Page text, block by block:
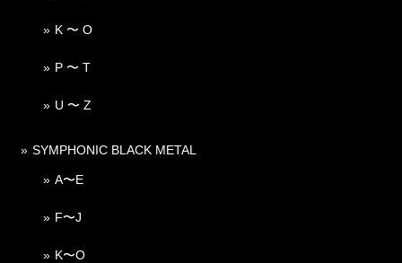
K 〜 O
P 〜 T
U 〜 Z
SYMPHONIC BLACK METAL
A〜E
F〜J
K〜O